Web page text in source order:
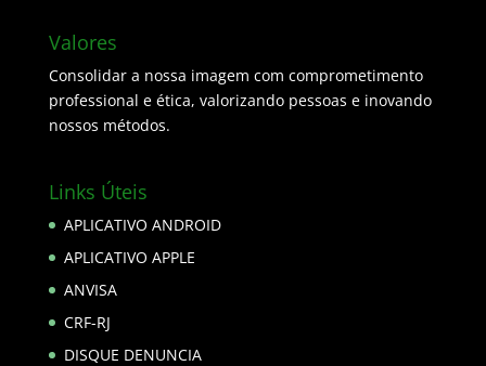
Valores
Consolidar a nossa imagem com comprometimento
professional e ética, valorizando pessoas e inovando
nossos métodos.
Links Úteis
APLICATIVO ANDROID
APLICATIVO APPLE
ANVISA
CRF-RJ
DISQUE DENUNCIA